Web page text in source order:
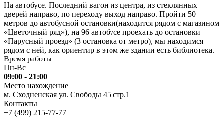
На автобусе. Последний вагон из центра, из стеклянных
дверей направо, по переходу выход направо. Пройти 50
метров до автобусной остановки(находится рядом с магазином
«Цветочный ряд»), на 96 автобусе проехать до остановки
«Парусный проезд» (3 остановка от метро), мы находимся
рядом с ней, как ориентир в этом же здании есть библиотека.
Время работы
Пн-Вс
09:00 - 21:00
Место нахождение
м. Сходненская ул. Свободы 45 стр.1
Контакты
+7 (499) 215-77-77